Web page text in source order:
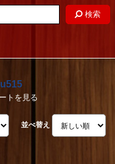
検索
トを見る
並べ替え